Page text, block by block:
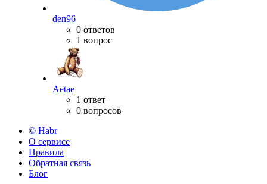
den96
0 ответов
1 вопрос
Aetae
1 ответ
0 вопросов
© Habr
О сервисе
Правила
Обратная связь
Блог